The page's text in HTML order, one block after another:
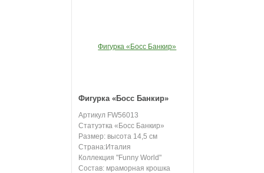
Фигурка «Босс Банкир»
Артикул FW56013
Статуэтка «Босс Банкир»
Размер: высота 14,5 см
Страна:Италия
Коллекция "Funny World"
Состав: мраморная крошка